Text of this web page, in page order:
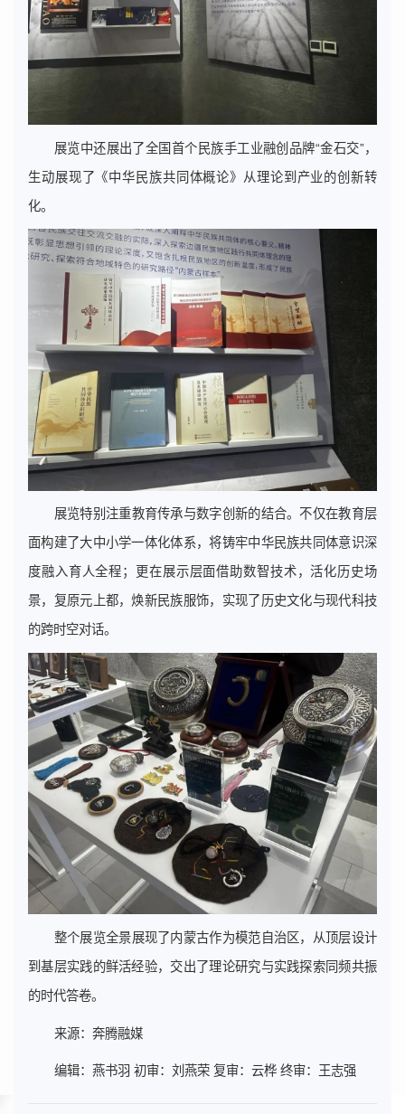
展览中还展出了全国首个民族手工业融创品牌“金石交”，
生动展现了《中华民族共同体概论》从理论到产业的创新转
化。
展览特别注重教育传承与数字创新的结合。不仅在教育层
面构建了大中小学一体化体系，将铸牢中华民族共同体意识深
度融入育人全程；更在展示层面借助数智技术，活化历史场
景，复原元上都，焕新民族服饰，实现了历史文化与现代科技
的跨时空对话。
整个展览全景展现了内蒙古作为模范自治区，从顶层设计
到基层实践的鲜活经验，交出了理论研究与实践探索同频共振
的时代答卷。
来源：奔腾融媒
编辑：燕书羽 初审：刘燕荣 复审：云桦 终审：王志强